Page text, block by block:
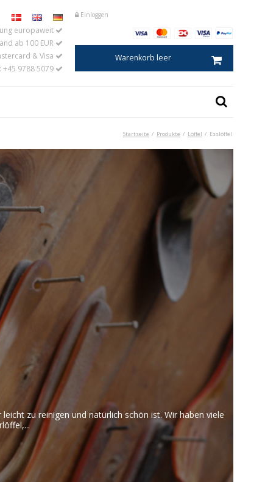
Einloggen
europaweit
ab 100 EUR
& Visa
+45 9788 5079
Warenkorb leer
aus Horn
Kaviarlöffel
FREE
Obstmesser
Papiermesser
Startseite / Produkte / Löffel / Esslöffel
zu reinigen und natürlich schön ist. Wir haben viele